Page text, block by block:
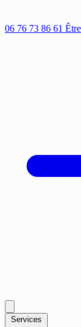
06 76 73 86 61